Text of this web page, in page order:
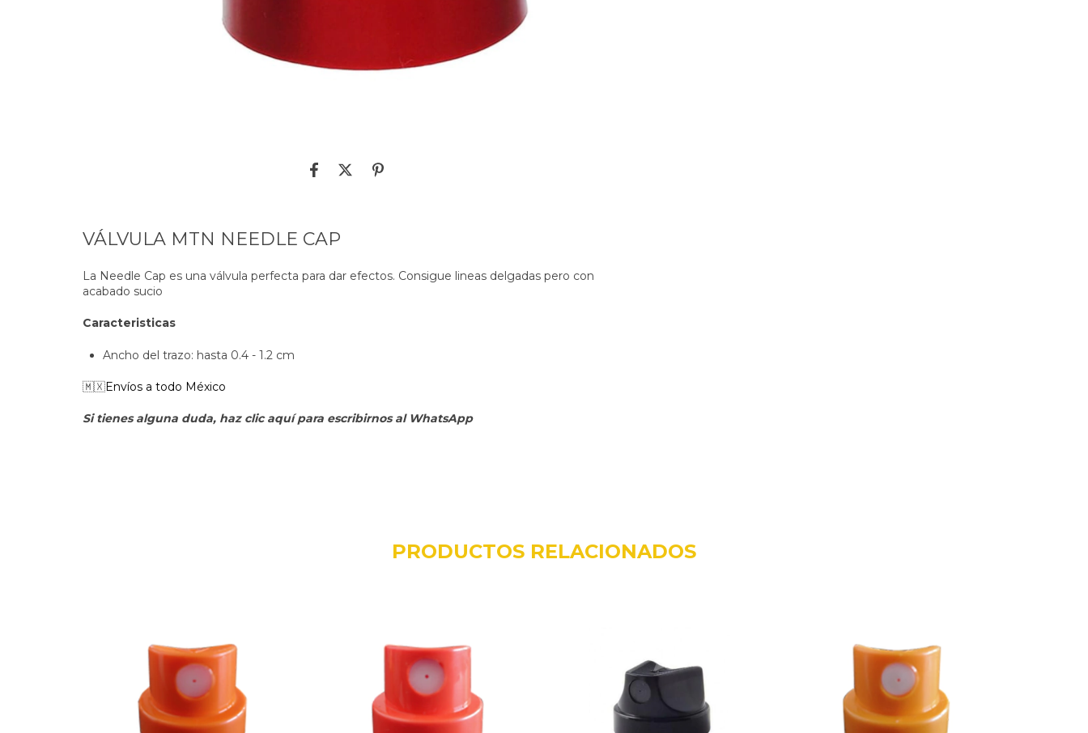
VÁLVULA MTN NEEDLE CAP
La Needle Cap es una válvula perfecta para dar efectos. Consigue lineas delgadas pero con
acabado sucio
Caracteristicas
Ancho del trazo: hasta 0.4 - 1.2 cm
🇲🇽Envíos a todo México
Si tienes alguna duda, haz clic aquí para escribirnos al WhatsApp
PRODUCTOS RELACIONADOS